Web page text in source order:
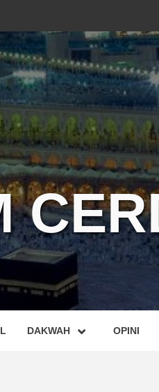
DAKWAH OPINI